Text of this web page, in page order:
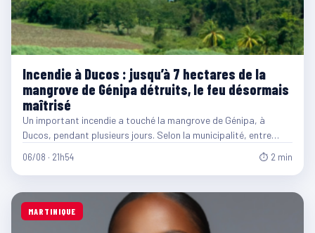
Incendie à Ducos : jusqu’à 7 hectares de la
mangrove de Génipa détruits, le feu désormais
maîtrisé
Un important incendie a touché la mangrove de Génipa, à
Ducos, pendant plusieurs jours. Selon la municipalité, entre…
06/08 · 21h54 ⏱ 2 min
MARTINIQUE